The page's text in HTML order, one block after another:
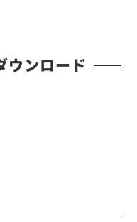
ウンロード